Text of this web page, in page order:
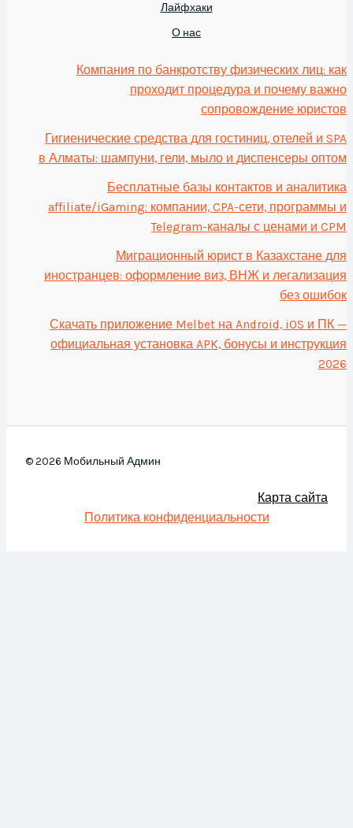
Лайфхаки
О нас
Компания по банкротству физических лиц: как
проходит процедура и почему важно
сопровождение юристов
Гигиенические средства для гостиниц, отелей и SPA
в Алматы: шампуни, гели, мыло и диспенсеры оптом
Бесплатные базы контактов и аналитика
affiliate/iGaming: компании, CPA-сети, программы и
Telegram-каналы с ценами и CPM
Миграционный юрист в Казахстане для
иностранцев: оформление виз, ВНЖ и легализация
без ошибок
Скачать приложение Melbet на Android, iOS и ПК —
официальная установка APK, бонусы и инструкция
2026
© 2026 Мобильный Админ
Карта сайта
Политика конфиденциальности